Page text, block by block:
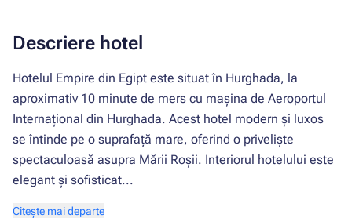
Descriere hotel
Hotelul Empire din Egipt este situat în Hurghada, la
aproximativ 10 minute de mers cu mașina de Aeroportul
Internațional din Hurghada. Acest hotel modern și luxos
se întinde pe o suprafață mare, oferind o priveliște
spectaculoasă asupra Mării Roşii. Interiorul hotelului este
elegant și sofisticat...
Citește mai departe